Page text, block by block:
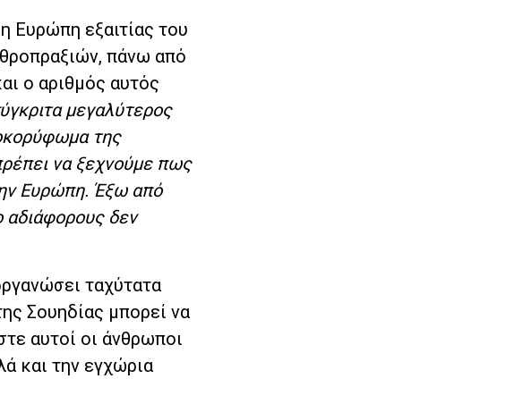
Ευρώπη εξαιτίας του
πάνω από
ο αριθμός αυτός
μεγαλύτερος
της
να ξεχνούμε πως
Ευρώπη. Έξω από
αδιάφορους δεν
ταχύτατα
Σουηδίας μπορεί να
αυτοί οι άνθρωποι
και την εγχώρια